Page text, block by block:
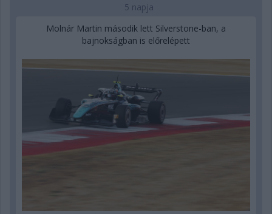
5 napja
Molnár Martin második lett Silverstone-ban, a
bajnokságban is előrelépett